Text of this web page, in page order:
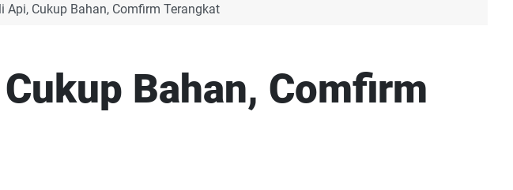
Api, Cukup Bahan, Comfirm Terangkat
Bahan, Comfirm